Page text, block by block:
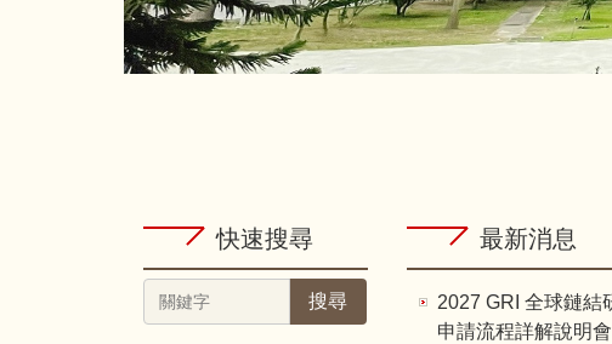
快速搜尋
搜尋
最新消息
2027 GRI 全球鏈結
申請流程詳解說明會